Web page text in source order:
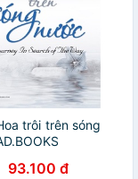
trôi trên sóng
93.100 đ